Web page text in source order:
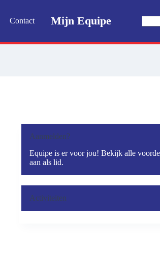
Contact Mijn Equipe
Aanmelden?
Equipe is er voor jou! Bekijk alle
aan als lid.
Activiteiten